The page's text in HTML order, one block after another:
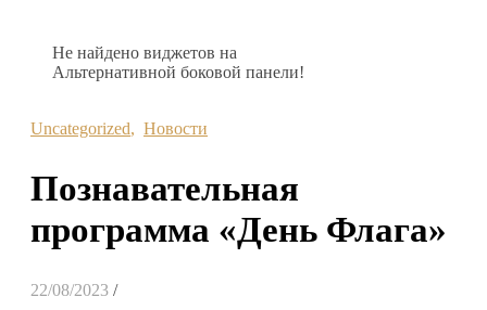
Не найдено виджетов на
Альтернативной боковой панели!
Uncategorized, Новости
Познавательная
программа «День Флага»
22/08/2023 /